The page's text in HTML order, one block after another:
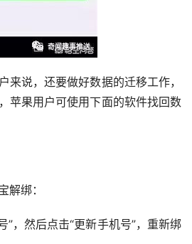
来说，还要做好数据的迁移工作，
苹果用户可使用下面的软件找回数
解绑：
，然后点击“更新手机号”，重新绑